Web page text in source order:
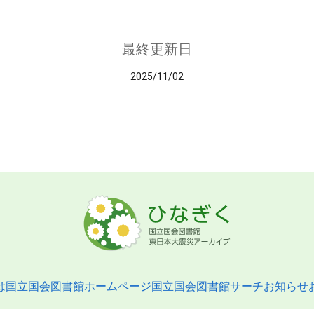
最終更新日
2025/11/02
国立国会図書館ホームページ国立国会図書館サーチお知らせ